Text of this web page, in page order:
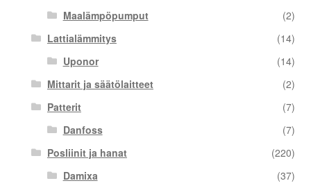
Maalämpöpumput
(2)
Lattialämmitys
(14)
Uponor
(14)
Mittarit ja säätölaitteet
(2)
Patterit
(7)
Danfoss
(7)
Posliinit ja hanat
(220)
Damixa
(37)